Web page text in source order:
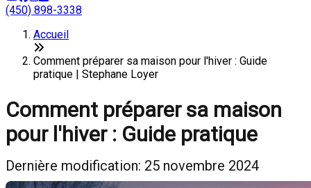
(450) 898-3338
Accueil
Comment préparer sa maison pour l'hiver : Guide
pratique | Stephane Loyer
Comment préparer sa maison
pour l'hiver : Guide pratique
Dernière modification: 25 novembre 2024